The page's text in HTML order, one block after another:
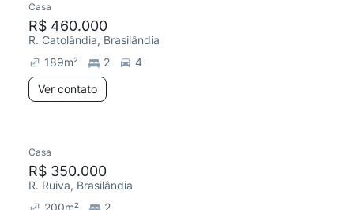
Casa
R$ 460.000
R. Catolândia, Brasilândia
189m² 2
4
Ver contato
Casa
R$ 350.000
R. Ruiva, Brasilândia
200m²
2